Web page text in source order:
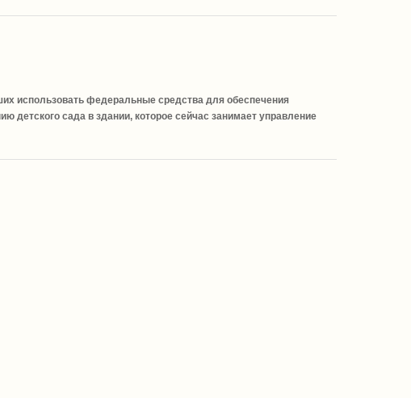
использовать федеральные средства для обеспечения
детского сада в здании, которое сейчас занимает управление